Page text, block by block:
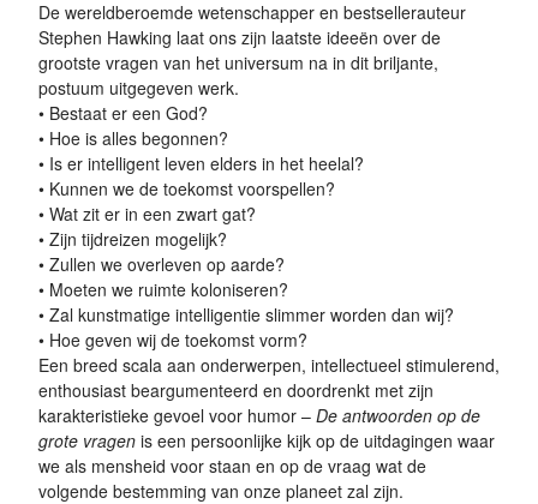
De wereldberoemde wetenschapper en bestsellerauteur
Stephen Hawking laat ons zijn laatste ideeën over de
grootste vragen van het universum na in dit briljante,
postuum uitgegeven werk.
• Bestaat er een God?
• Hoe is alles begonnen?
• Is er intelligent leven elders in het heelal?
• Kunnen we de toekomst voorspellen?
• Wat zit er in een zwart gat?
• Zijn tijdreizen mogelijk?
• Zullen we overleven op aarde?
• Moeten we ruimte koloniseren?
• Zal kunstmatige intelligentie slimmer worden dan wij?
• Hoe geven wij de toekomst vorm?
Een breed scala aan onderwerpen, intellectueel stimulerend,
enthousiast beargumenteerd en doordrenkt met zijn
karakteristieke gevoel voor humor – De antwoorden op de
grote vragen is een persoonlijke kijk op de uitdagingen waar
we als mensheid voor staan en op de vraag wat de
volgende bestemming van onze planeet zal zijn.